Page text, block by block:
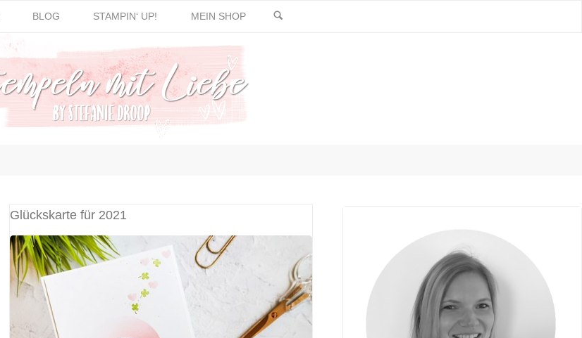
BLOG STAMPIN‘ UP! MEIN SHOP
Glückskarte für 2021